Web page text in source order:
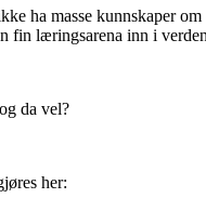
ha masse kunnskaper
fin læringsarena inn i
da vel?
her: